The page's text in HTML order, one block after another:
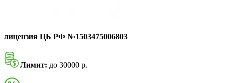
лицензия ЦБ РФ №1503475006803
Лимит: до 30000 р.